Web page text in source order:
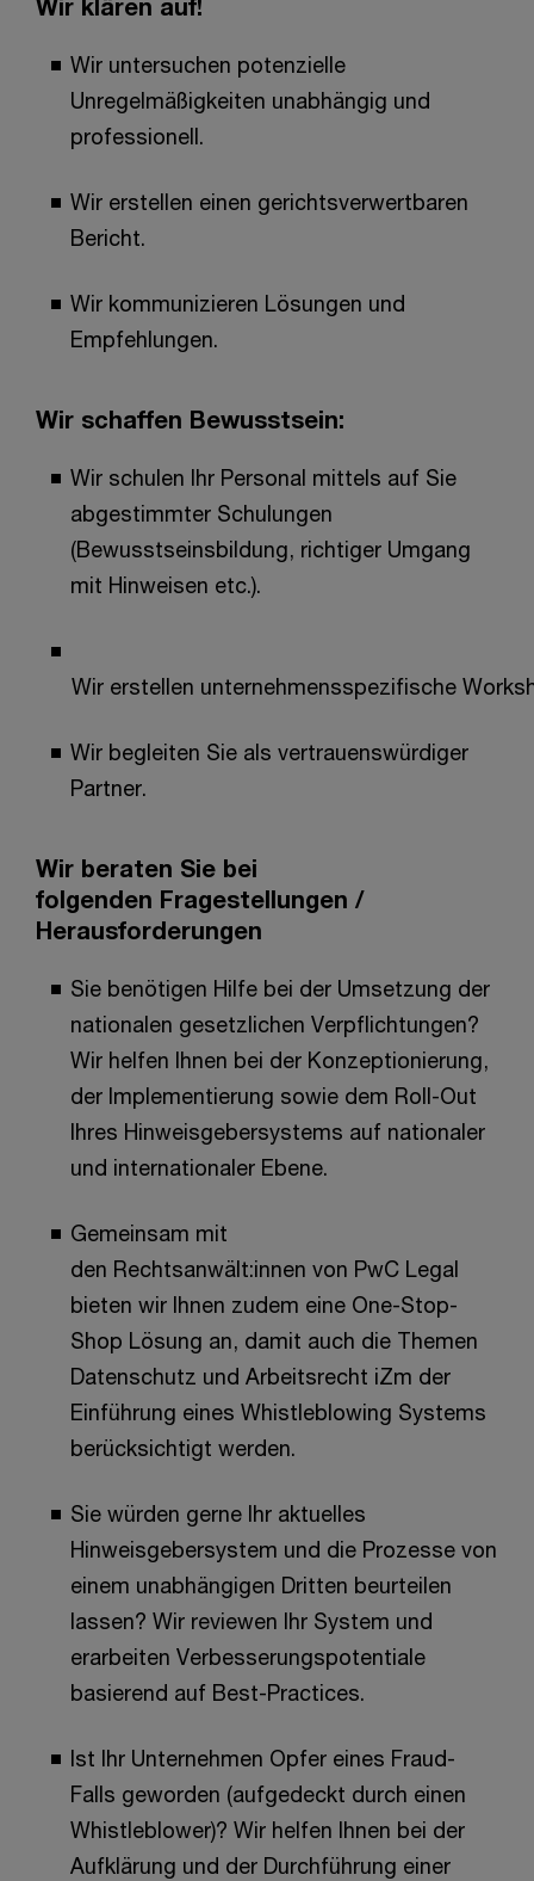
Wir klären auf!
Wir untersuchen potenzielle
Unregelmäßigkeiten unabhängig und
professionell.
Wir erstellen einen gerichtsverwertbaren
Bericht.
Wir kommunizieren Lösungen und
Empfehlungen.
Wir schaffen Bewusstsein:
Wir schulen Ihr Personal mittels auf Sie
abgestimmter Schulungen
(Bewusstseinsbildung, richtiger Umgang
mit Hinweisen etc.).
Wir erstellen unternehmensspezifische
Wir begleiten Sie als vertrauenswürdiger
Partner.
Wir beraten Sie bei
folgenden Fragestellungen /
Herausforderungen
Sie benötigen Hilfe bei der Umsetzung der
nationalen gesetzlichen Verpflichtungen?
Wir helfen Ihnen bei der Konzeptionierung,
der Implementierung sowie dem Roll-Out
Ihres Hinweisgebersystems auf nationaler
und internationaler Ebene.
Gemeinsam mit
den Rechtsanwält:innen von PwC Legal
bieten wir Ihnen zudem eine One-Stop-
Shop Lösung an, damit auch die Themen
Datenschutz und Arbeitsrecht iZm der
Einführung eines Whistleblowing Systems
berücksichtigt werden.
Sie würden gerne Ihr aktuelles
Hinweisgebersystem und die Prozesse von
einem unabhängigen Dritten beurteilen
lassen? Wir reviewen Ihr System und
erarbeiten Verbesserungspotentiale
basierend auf Best-Practices.
Ist Ihr Unternehmen Opfer eines Fraud-
Falls geworden (aufgedeckt durch einen
Whistleblower)? Wir helfen Ihnen bei der
Aufklärung und der Durchführung einer